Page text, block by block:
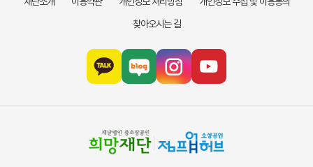
찾아오시는 길